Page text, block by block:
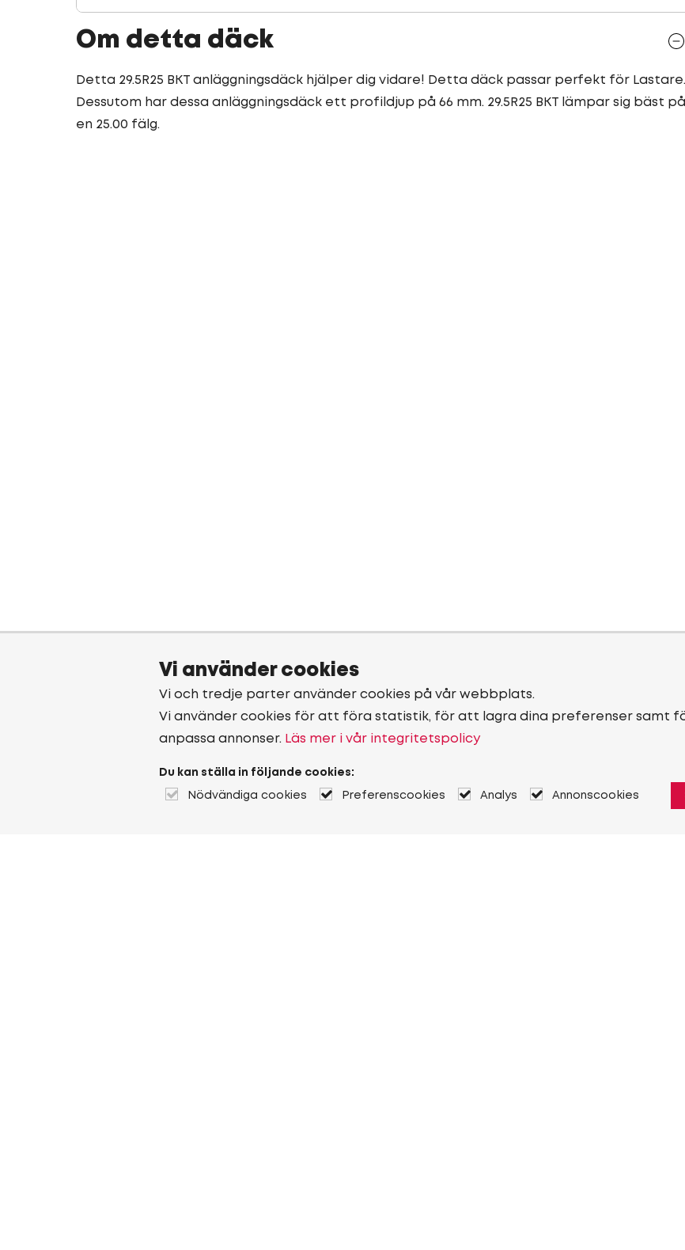
Om detta däck
Detta 29.5R25 BKT anläggningsdäck hjälper dig vidare! Detta däck passar perfekt för Lastare.
Dessutom har dessa anläggningsdäck ett profildjup på 66 mm. 29.5R25 BKT lämpar sig bäst på
en 25.00 fälg.
Vi använder cookies
Vi och tredje parter använder cookies på vår webbplats.
Vi använder cookies för att föra statistik, för att lagra dina preferenser samt
anpassa annonser. Läs mer i vår integritetspolicy
Du kan ställa in följande cookies:
Nödvändiga cookies Preferenscookies Analys Annonscookies